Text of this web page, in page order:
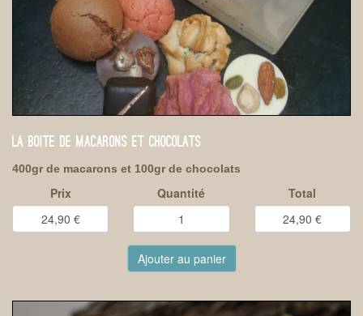
LA BOITE DE MACARONS ET CHOCOLATS
400gr de macarons et 100gr de chocolats
Prix Quantité Total
Ajouter au panier